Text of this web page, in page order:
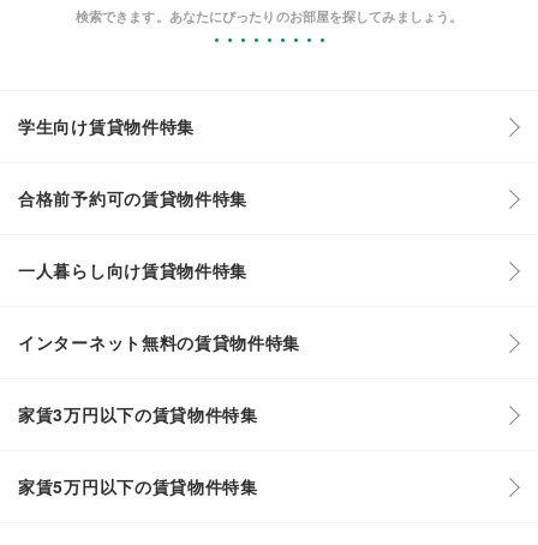
検索できます。あなたにぴったりのお部屋を探してみましょう。
学生向け賃貸物件特集
合格前予約可の賃貸物件特集
一人暮らし向け賃貸物件特集
インターネット無料の賃貸物件特集
家賃3万円以下の賃貸物件特集
家賃5万円以下の賃貸物件特集